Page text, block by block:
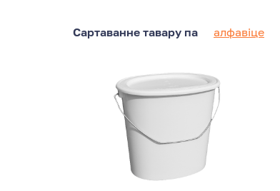
Сартаванне тавару па алфавіце